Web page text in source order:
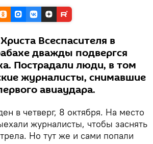
Всеспасителя в
дважды подвергся
Пострадали люди, в том
журналисты, снимавшие
авиаудара.
в четверг, 8 октября. На место
журналисты, чтобы заснять
Но тут же и сами попали